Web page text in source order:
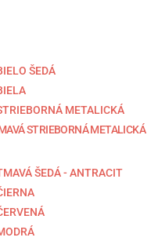
ŠEDÁ
METALICKÁ
STRIEBORNÁ METALICKÁ
ŠEDÁ - ANTRACIT